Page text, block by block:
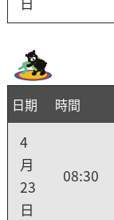
日期 時間
4
月
23
日
08:30